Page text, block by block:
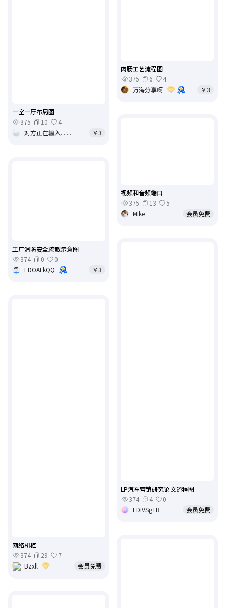
肉肠工艺流程图
375
6
4
万海分享啊
￥3
一室一厅布局图
375
10
4
对方正在输入.......
￥3
视频和音频端口
375
13
5
Mike
会员免费
工厂消防安全疏散示意图
374
0
0
EDOALkQQ
￥3
LP汽车营销研究论文流程图
374
4
0
EDiVSgTB
会员免费
网络机柜
374
29
7
Bzxll
会员免费